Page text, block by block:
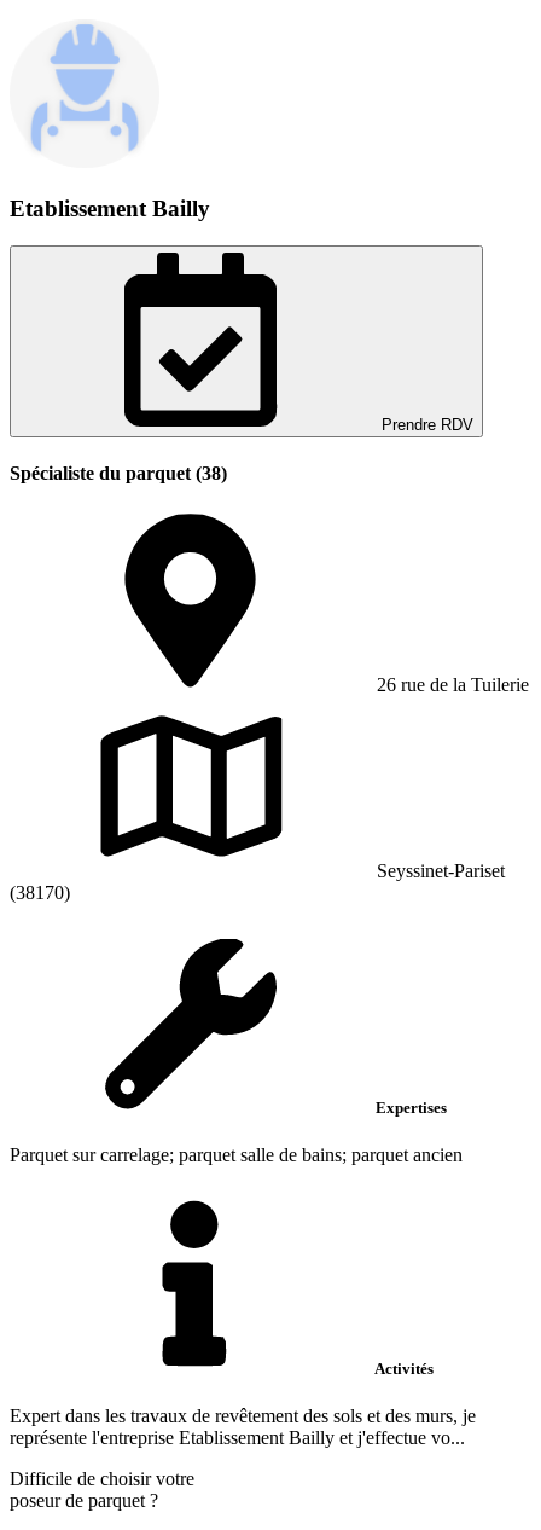
Etablissement Bailly
Prendre RDV
Spécialiste du parquet (38)
26 rue de la Tuilerie
Seyssinet-Pariset
(38170)
Expertises
Parquet sur carrelage; parquet salle de bains; parquet ancien
Activités
Expert dans les travaux de revêtement des sols et des murs, je
représente l'entreprise Etablissement Bailly et j'effectue vo...
Difficile de choisir votre
poseur de parquet ?